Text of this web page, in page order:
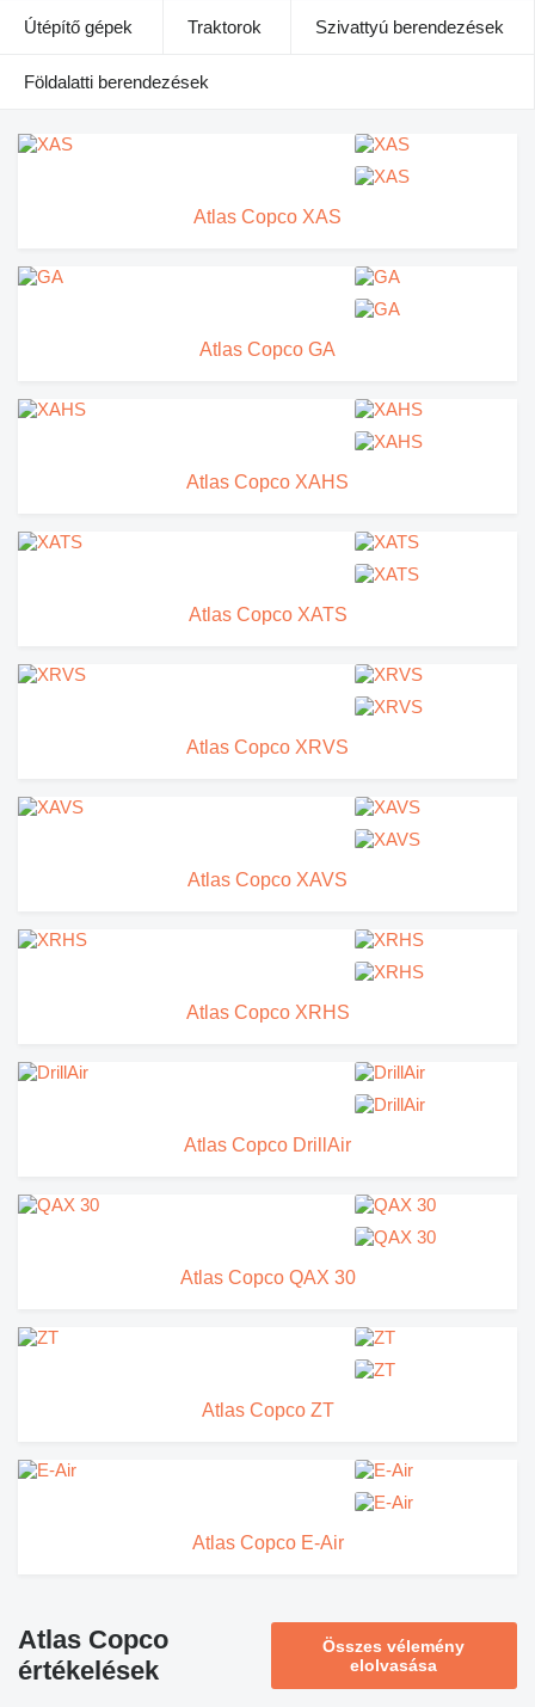
Útépítő gépek Traktorok Szivattyú berendezések
Földalatti berendezések
Atlas Copco XAS
Atlas Copco GA
Atlas Copco XAHS
Atlas Copco XATS
Atlas Copco XRVS
Atlas Copco XAVS
Atlas Copco XRHS
Atlas Copco DrillAir
Atlas Copco QAX 30
Atlas Copco ZT
Atlas Copco E-Air
Atlas Copco
értékelések
Összes vélemény
elolvasása